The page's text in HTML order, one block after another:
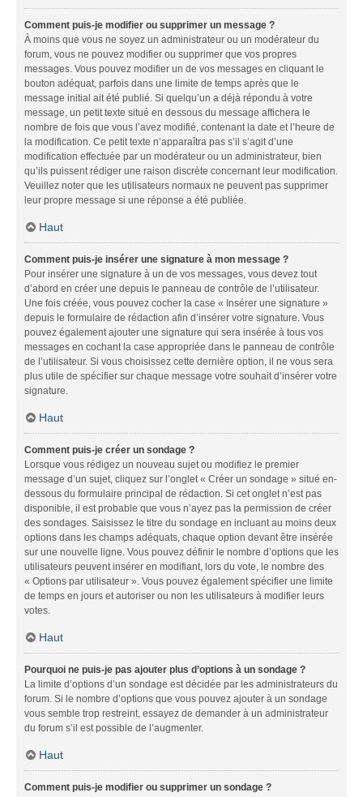
Comment puis-je modifier ou supprimer un message ?
À moins que vous ne soyez un administrateur ou un modérateur du
forum, vous ne pouvez modifier ou supprimer que vos propres
messages. Vous pouvez modifier un de vos messages en cliquant le
bouton adéquat, parfois dans une limite de temps après que le
message initial ait été publié. Si quelqu’un a déjà répondu à votre
message, un petit texte situé en dessous du message affichera le
nombre de fois que vous l’avez modifié, contenant la date et l’heure de
la modification. Ce petit texte n’apparaîtra pas s’il s’agit d’une
modification effectuée par un modérateur ou un administrateur, bien
qu’ils puissent rédiger une raison discrète concernant leur modification.
Veuillez noter que les utilisateurs normaux ne peuvent pas supprimer
leur propre message si une réponse a été publiée.
Haut
Comment puis-je insérer une signature à mon message ?
Pour insérer une signature à un de vos messages, vous devez tout
d’abord en créer une depuis le panneau de contrôle de l’utilisateur.
Une fois créée, vous pouvez cocher la case « Insérer une signature »
depuis le formulaire de rédaction afin d’insérer votre signature. Vous
pouvez également ajouter une signature qui sera insérée à tous vos
messages en cochant la case appropriée dans le panneau de contrôle
de l’utilisateur. Si vous choisissez cette dernière option, il ne vous sera
plus utile de spécifier sur chaque message votre souhait d’insérer votre
signature.
Haut
Comment puis-je créer un sondage ?
Lorsque vous rédigez un nouveau sujet ou modifiez le premier
message d’un sujet, cliquez sur l’onglet « Créer un sondage » situé en-
dessous du formulaire principal de rédaction. Si cet onglet n’est pas
disponible, il est probable que vous n’ayez pas la permission de créer
des sondages. Saisissez le titre du sondage en incluant au moins deux
options dans les champs adéquats, chaque option devant être insérée
sur une nouvelle ligne. Vous pouvez définir le nombre d’options que les
utilisateurs peuvent insérer en modifiant, lors du vote, le nombre des
« Options par utilisateur ». Vous pouvez également spécifier une limite
de temps en jours et autoriser ou non les utilisateurs à modifier leurs
votes.
Haut
Pourquoi ne puis-je pas ajouter plus d’options à un sondage ?
La limite d’options d’un sondage est décidée par les administrateurs du
forum. Si le nombre d’options que vous pouvez ajouter à un sondage
vous semble trop restreint, essayez de demander à un administrateur
du forum s’il est possible de l’augmenter.
Haut
Comment puis-je modifier ou supprimer un sondage ?